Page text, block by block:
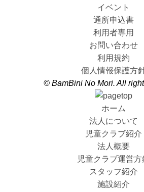
イベント
通所申込書
利用者専用
お問い合わせ
利用規約
個人情報保護方
© BamBini No Mori. All
ホーム
法人について
児童クラブ紹介
法人概要
児童クラブ運営方
スタッフ紹介
施設紹介